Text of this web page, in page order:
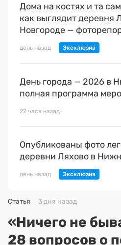
Дома на костях и та
как выглядит деревня
Новгороде —
день назад
День города — 2026 в
полная программа
22 часа назад
Опубликованы фото
деревни Ляхово в
день назад
Статья 3 дня назад
«Ничего не
28 вопросов о